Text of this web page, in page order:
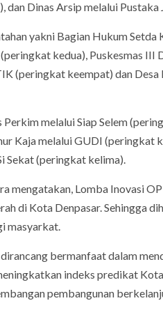
Dinas Arsip melalui Pustaka
yakni Bagian Hukum
kedua), Puskesmas III
(peringkat keempat) dan Desa
melalui Siap Selem
Kaja melalui GUDI (peringkat
Sekat (peringkat kelima).
mengatakan, Lomba Inovasi
di Kota Denpasar. Sehingga
masyarkat.
bermanfaat dalam
indeks predikat
pembangunan